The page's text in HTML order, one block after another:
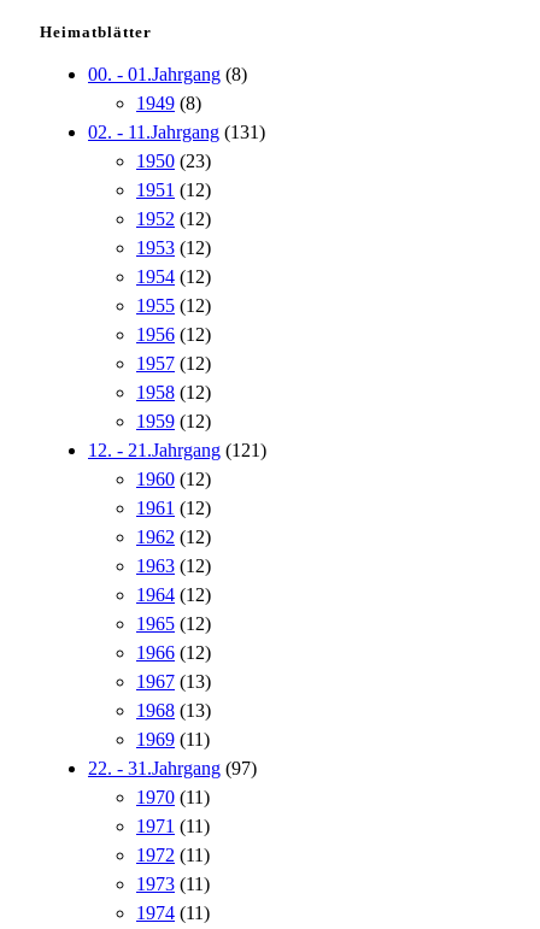
Heimatblätter
00. - 01.Jahrgang (8)
1949 (8)
02. - 11.Jahrgang (131)
1950 (23)
1951 (12)
1952 (12)
1953 (12)
1954 (12)
1955 (12)
1956 (12)
1957 (12)
1958 (12)
1959 (12)
12. - 21.Jahrgang (121)
1960 (12)
1961 (12)
1962 (12)
1963 (12)
1964 (12)
1965 (12)
1966 (12)
1967 (13)
1968 (13)
1969 (11)
22. - 31.Jahrgang (97)
1970 (11)
1971 (11)
1972 (11)
1973 (11)
1974 (11)